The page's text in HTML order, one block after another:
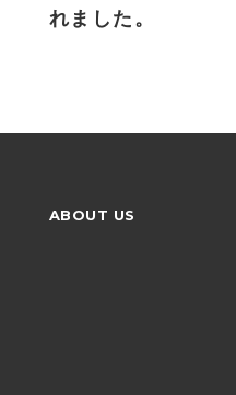
れました。
ABOUT US